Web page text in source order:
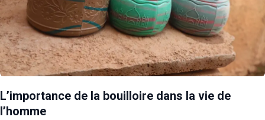
L’importance de la bouilloire dans la vie de
l’homme